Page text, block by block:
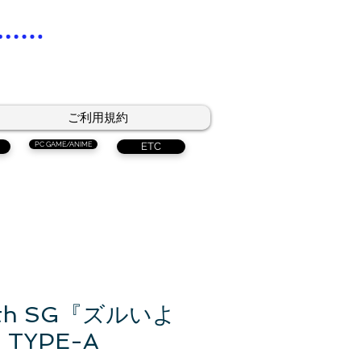
PC GAME/ANIME ETC
ご利用規約
SG『ズルいよ
TYPE-A